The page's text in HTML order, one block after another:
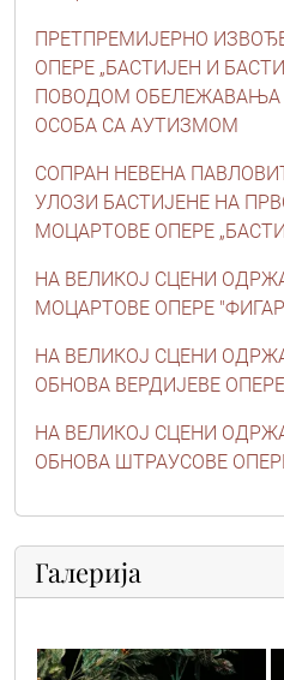
ПРЕТПРЕМИЈЕРНО
ОПЕРЕ „БАСТИЈЕН И
ПОВОДОМ ОБЕЛЕЖАВАЊА
ОСОБА СА АУТИЗМОМ
СОПРАН НЕВЕНА
УЛОЗИ БАСТИЈЕНЕ НА
МОЦАРТОВЕ ОПЕРЕ
НА ВЕЛИКОЈ СЦЕНИ
МОЦАРТОВЕ ОПЕРЕ
НА ВЕЛИКОЈ СЦЕНИ
ОБНОВА ВЕРДИЈЕВЕ ОПЕРЕ
НА ВЕЛИКОЈ СЦЕНИ
ОБНОВА ШТРАУСОВЕ
Галерија